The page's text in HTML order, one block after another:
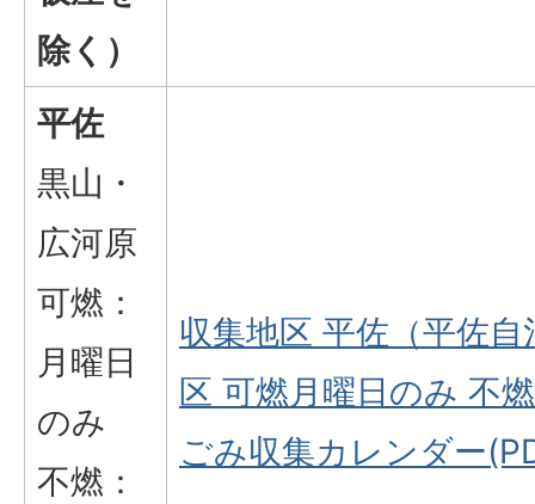
除く）
平佐
黒山・
広河原
可燃：
月曜日
のみ
不燃：
収集地区 平佐（平佐
区 可燃月曜日のみ 不
ごみ収集カレンダー